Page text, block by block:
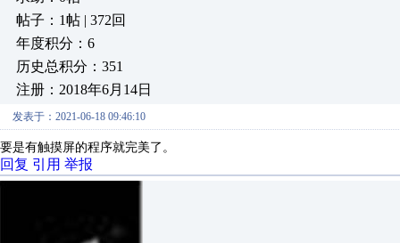
帖子：1帖 | 372回
年度积分：6
历史总积分：351
注册：2018年6月14日
发表于：2021-06-18 09:46:10
要是有触摸屏的程序就完美了。
回复 引用 举报